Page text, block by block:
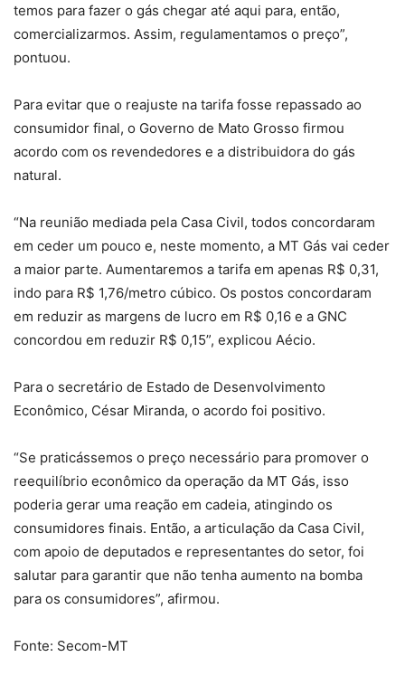
temos para fazer o gás chegar até aqui para, então,
comercializarmos. Assim, regulamentamos o preço”,
pontuou.
Para evitar que o reajuste na tarifa fosse repassado ao
consumidor final, o Governo de Mato Grosso firmou
acordo com os revendedores e a distribuidora do gás
natural.
“Na reunião mediada pela Casa Civil, todos concordaram
em ceder um pouco e, neste momento, a MT Gás vai ceder
a maior parte. Aumentaremos a tarifa em apenas R$ 0,31,
indo para R$ 1,76/metro cúbico. Os postos concordaram
em reduzir as margens de lucro em R$ 0,16 e a GNC
concordou em reduzir R$ 0,15”, explicou Aécio.
Para o secretário de Estado de Desenvolvimento
Econômico, César Miranda, o acordo foi positivo.
“Se praticássemos o preço necessário para promover o
reequilíbrio econômico da operação da MT Gás, isso
poderia gerar uma reação em cadeia, atingindo os
consumidores finais. Então, a articulação da Casa Civil,
com apoio de deputados e representantes do setor, foi
salutar para garantir que não tenha aumento na bomba
para os consumidores”, afirmou.
Fonte: Secom-MT